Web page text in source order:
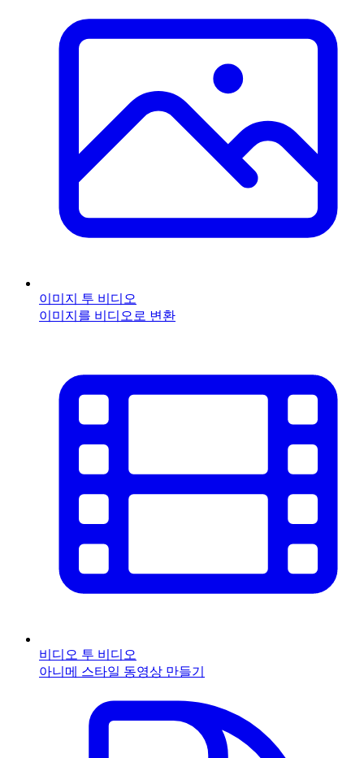
이미지 투 비디오
이미지를 비디오로 변환
비디오 투 비디오
아니메 스타일 동영상 만들기